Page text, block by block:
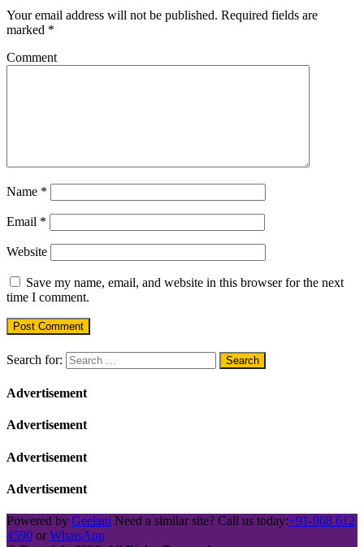
Your email address will not be published. Required fields are
marked *
Comment
Name *
Email *
Website
Save my name, email, and website in this browser for the next
time I comment.
Search for:
Advertisement
Advertisement
Advertisement
Advertisement
Powered by Geelani Need a similar site? Call us today:+91-968 612
4590 or WhatsApp